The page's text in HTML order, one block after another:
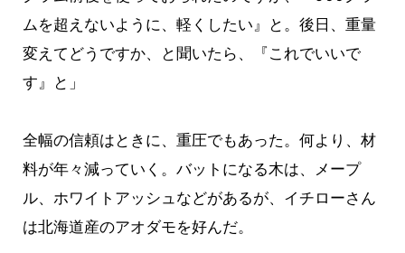
ムを超えないように、軽くしたい』と。後日、重量
変えてどうですか、と聞いたら、『これでいいで
す』と」
全幅の信頼はときに、重圧でもあった。何より、材
料が年々減っていく。バットになる木は、メープ
ル、ホワイトアッシュなどがあるが、イチローさん
は北海道産のアオダモを好んだ。